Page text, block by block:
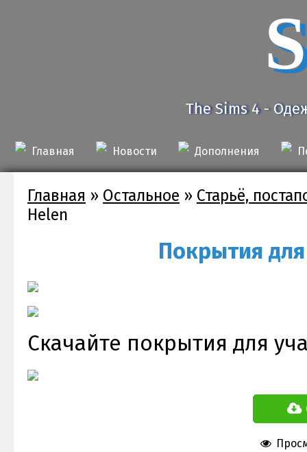
The Sims 4 -
Главная Новости Дополнения
Главная » Остальное » Старьё,
Helen
Покрытия
Скачайте покрытия для